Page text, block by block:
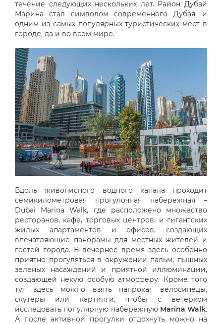
течение следующих нескольких лет. Район Дубай
Марина стал символом современного Дубая, и
одним из самых популярных туристических мест в
городе, да и во всем мире.
Вдоль живописного водного канала проходит
семикилометровая прогулочная набережная –
Dubai Marina Walk, где расположено множество
ресторанов, кафе, торговых центров, и гигантских
жилых апартаментов и офисов, создающих
впечатляющие панорамы для местных жителей и
гостей города. В вечернее время здесь особенно
приятно прогуляться в окружении пальм, пышных
зеленых насаждений и приятной иллюминации,
создающей некую особую атмосферу. Кроме того
тут здесь можно взять напрокат велосипеды,
скутеры или картинги, чтобы с ветерком
исследовать популярную набережную Marina Walk.
А после активной прогулки отдохнуть можно на